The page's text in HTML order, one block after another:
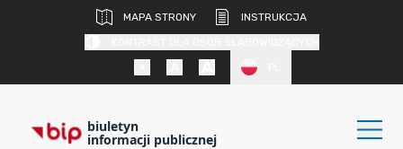
MAPA STRONY
INSTRUKCJA
biuletyn
informacji publicznej